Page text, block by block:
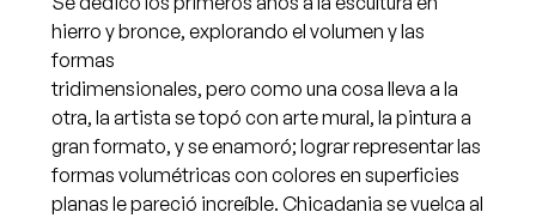
hierro y bronce, explorando el volumen y las
formas
tridimensionales, pero como una cosa lleva a la
otra, la artista se topó con arte mural, la pintura a
gran formato, y se enamoró; lograr representar las
formas volumétricas con colores en superficies
planas le pareció increíble. Chicadania se vuelca al